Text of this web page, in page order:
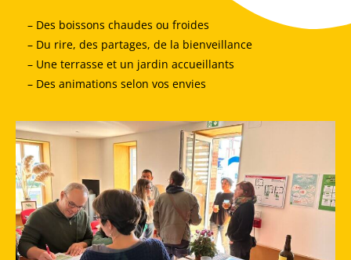
– Des boissons chaudes ou froides
– Du rire, des partages, de la bienveillance
– Une terrasse et un jardin accueillants
– Des animations selon vos envies